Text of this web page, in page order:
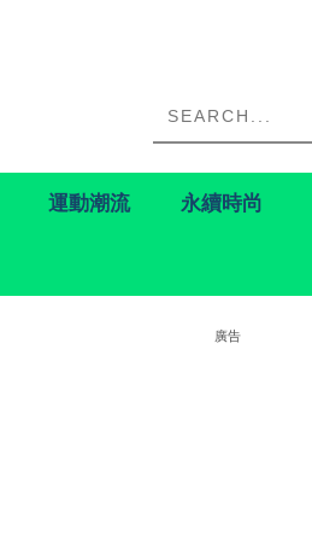
運動潮流 永續時尚
廣告